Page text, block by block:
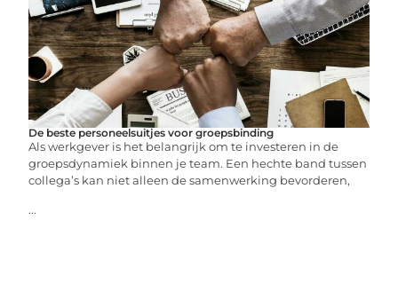
De beste personeelsuitjes voor groepsbinding
Als werkgever is het belangrijk om te investeren in de
groepsdynamiek binnen je team. Een hechte band tussen
collega’s kan niet alleen de samenwerking bevorderen,
...